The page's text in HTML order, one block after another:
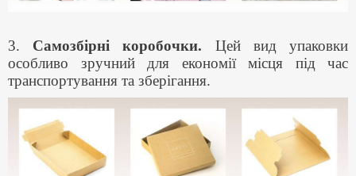
3. Самозбірні коробочки. Цей вид упаковки
особливо зручний для економії місця під час
транспортування та зберігання.